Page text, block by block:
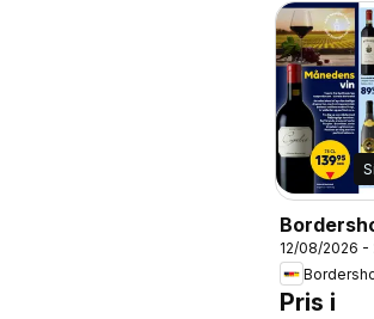
12/08/2026 -
Pris i